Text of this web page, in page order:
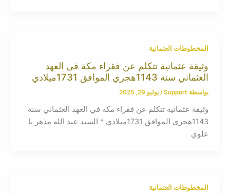
المخطوطات العثمانية
وثيقة عثمانية تتكلم عن فقراء مكة في العهد
العثماني سنة 1143هجري الموافق 1731ميلادي
بواسطة Support
/ يوليو 29, 2025
وثيقة عثمانية تتكلم عن فقراء مكة في العهد العثماني سنة
1143هجري الموافق 1731ميلادي * السيد عبد الله مذهر با
علوي
المخطوطات العثمانية